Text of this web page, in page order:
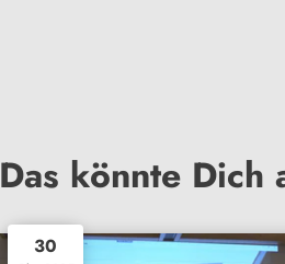
Das könnte Dich
30